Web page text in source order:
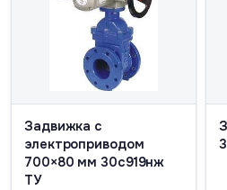
Задвижка с
электроприводом
700×80 мм 30с919нж
ТУ